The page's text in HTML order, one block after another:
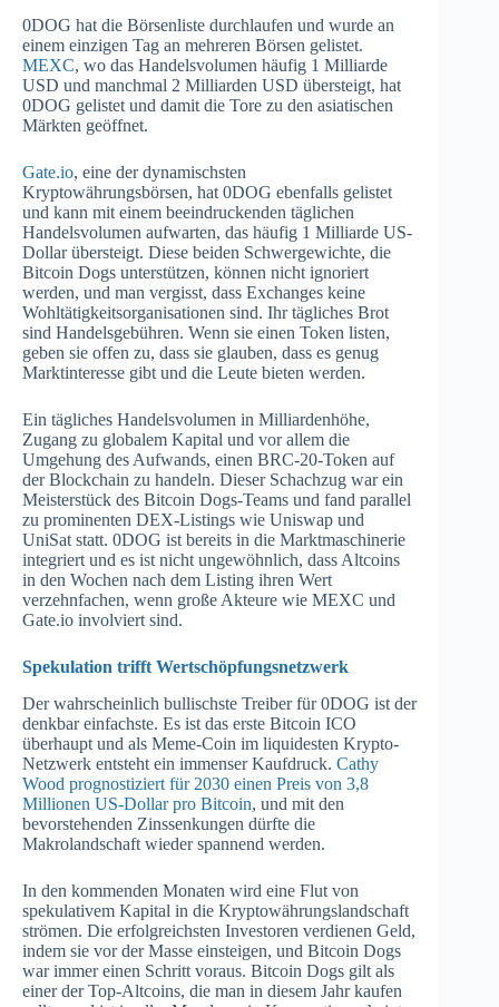
0DOG hat die Börsenliste durchlaufen und wurde an
einem einzigen Tag an mehreren Börsen gelistet.
MEXC, wo das Handelsvolumen häufig 1 Milliarde
USD und manchmal 2 Milliarden USD übersteigt, hat
0DOG gelistet und damit die Tore zu den asiatischen
Märkten geöffnet.
Gate.io, eine der dynamischsten
Kryptowährungsbörsen, hat 0DOG ebenfalls gelistet
und kann mit einem beeindruckenden täglichen
Handelsvolumen aufwarten, das häufig 1 Milliarde US-
Dollar übersteigt. Diese beiden Schwergewichte, die
Bitcoin Dogs unterstützen, können nicht ignoriert
werden, und man vergisst, dass Exchanges keine
Wohltätigkeitsorganisationen sind. Ihr tägliches Brot
sind Handelsgebühren. Wenn sie einen Token listen,
geben sie offen zu, dass sie glauben, dass es genug
Marktinteresse gibt und die Leute bieten werden.
Ein tägliches Handelsvolumen in Milliardenhöhe,
Zugang zu globalem Kapital und vor allem die
Umgehung des Aufwands, einen BRC-20-Token auf
der Blockchain zu handeln. Dieser Schachzug war ein
Meisterstück des Bitcoin Dogs-Teams und fand parallel
zu prominenten DEX-Listings wie Uniswap und
UniSat statt. 0DOG ist bereits in die Marktmaschinerie
integriert und es ist nicht ungewöhnlich, dass Altcoins
in den Wochen nach dem Listing ihren Wert
verzehnfachen, wenn große Akteure wie MEXC und
Gate.io involviert sind.
Spekulation trifft Wertschöpfungsnetzwerk
Der wahrscheinlich bullischste Treiber für 0DOG ist der
denkbar einfachste. Es ist das erste Bitcoin ICO
überhaupt und als Meme-Coin im liquidesten Krypto-
Netzwerk entsteht ein immenser Kaufdruck. Cathy
Wood prognostiziert für 2030 einen Preis von 3,8
Millionen US-Dollar pro Bitcoin, und mit den
bevorstehenden Zinssenkungen dürfte die
Makrolandschaft wieder spannend werden.
In den kommenden Monaten wird eine Flut von
spekulativem Kapital in die Kryptowährungslandschaft
strömen. Die erfolgreichsten Investoren verdienen Geld,
indem sie vor der Masse einsteigen, und Bitcoin Dogs
war immer einen Schritt voraus. Bitcoin Dogs gilt als
einer der Top-Altcoins, die man in diesem Jahr kaufen